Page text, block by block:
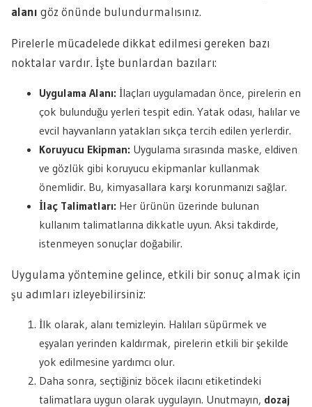
alanı göz önünde bulundurmalısınız.
Pirelerle mücadelede dikkat edilmesi gereken bazı
noktalar vardır. İşte bunlardan bazıları:
Uygulama Alanı: İlaçları uygulamadan önce, pirelerin en
çok bulunduğu yerleri tespit edin. Yatak odası, halılar ve
evcil hayvanların yatakları sıkça tercih edilen yerlerdir.
Koruyucu Ekipman: Uygulama sırasında maske, eldiven
ve gözlük gibi koruyucu ekipmanlar kullanmak
önemlidir. Bu, kimyasallara karşı korunmanızı sağlar.
İlaç Talimatları: Her ürünün üzerinde bulunan
kullanım talimatlarına dikkatle uyun. Aksi takdirde,
istenmeyen sonuçlar doğabilir.
Uygulama yöntemine gelince, etkili bir sonuç almak için
şu adımları izleyebilirsiniz:
İlk olarak, alanı temizleyin. Halıları süpürmek ve
eşyaları yerinden kaldırmak, pirelerin etkili bir şekilde
yok edilmesine yardımcı olur.
Daha sonra, seçtiğiniz böcek ilacını etiketindeki
talimatlara uygun olarak uygulayın. Unutmayın, dozaj